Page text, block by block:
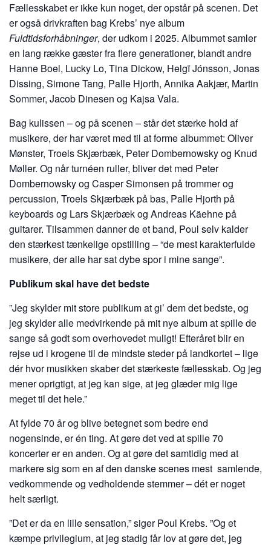
Fællesskabet er ikke kun noget, der opstår på scenen. Det
er også drivkraften bag Krebs’ nye album
Fuldtidsforhåbninger, der udkom i 2025. Albummet samler
en lang række gæster fra flere generationer, blandt andre
Hanne Boel, Lucky Lo, Tina Dickow, Helgï Jónsson, Jonas
Dissing, Simone Tang, Palle Hjorth, Annika Aakjær, Martin
Sommer, Jacob Dinesen og Kajsa Vala.
Bag kulissen – og på scenen – står det stærke hold af
musikere, der har været med til at forme albummet: Oliver
Mønster, Troels Skjærbæk, Peter Dombernowsky og Knud
Møller. Og når turnéen ruller, bliver det med Peter
Dombernowsky og Casper Simonsen på trommer og
percussion, Troels Skjærbæk på bas, Palle Hjorth på
keyboards og Lars Skjærbæk og Andreas Käehne på
guitarer. Tilsammen danner de et band, Poul selv kalder
den stærkest tænkelige opstilling – “de mest karakterfulde
musikere, der alle har sat dybe spor i mine sange”.
Publikum skal have det bedste
”Jeg skylder mit store publikum at gi’ dem det bedste, og
jeg skylder alle medvirkende på mit nye album at spille de
sange så godt som overhovedet muligt! Efteråret blir en
rejse ud i krogene til de mindste steder på landkortet – lige
dér hvor musikken skaber det stærkeste fællesskab. Og jeg
mener oprigtigt, at jeg kan sige, at jeg glæder mig lige
meget til det hele.”
At fylde 70 år og blive betegnet som bedre end
nogensinde, er én ting. At gøre det ved at spille 70
koncerter er en anden. Og at gøre det samtidig med at
markere sig som en af den danske scenes mest samlende,
vedkommende og vedholdende stemmer – dét er noget
helt særligt.
”Det er da en lille sensation,” siger Poul Krebs. ”Og et
kæmpe privilegium, at jeg stadig får lov at gøre det, jeg